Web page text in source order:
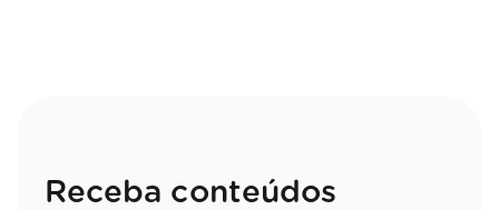
Receba conteúdos